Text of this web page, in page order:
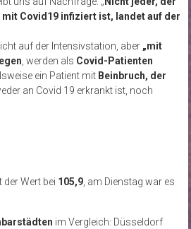
Covid19 infiziert ist, landet auf der
auf der Intensivstation, aber „mit
, werden als Covid-Patienten
ein Patient mit Beinbruch, der
an Covid 19 erkrankt ist, noch
der Wert bei 105,9, am Dienstag war es
im Vergleich: Düsseldorf